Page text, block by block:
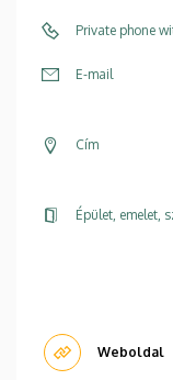
Private phone
E-mail
Cím
Épület, emelet,
Weboldal